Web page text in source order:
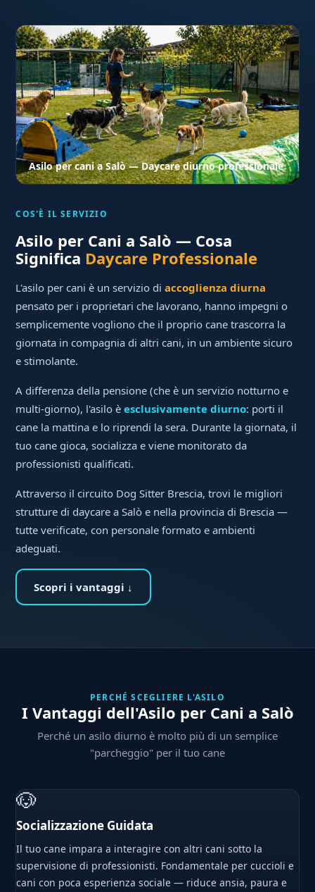
Asilo per cani a Salò — Daycare diurno professionale
COS'È IL SERVIZIO
Asilo per Cani a Salò — Cosa
Significa Daycare Professionale
L'asilo per cani è un servizio diaccoglienza diurna
pensato per i proprietari che lavorano, hanno impegni o
semplicemente vogliono che il proprio cane trascorra la
giornata in compagnia di altri cani, in un ambiente sicuro
e stimolante.
A differenza della pensione (che è un servizio notturno e
multi-giorno), l'asilo èesclusivamente diurno: porti il
cane la mattina e lo riprendi la sera. Durante la giornata, il
tuo cane gioca, socializza e viene monitorato da
professionisti qualificati.
Attraverso il circuito Dog Sitter Brescia, trovi le migliori
strutture di daycare a Salò e nella provincia di Brescia —
tutte verificate, con personale formato e ambienti
adeguati.
Scopri i vantaggi ↓
PERCHÉ SCEGLIERE L'ASILO
I Vantaggi dell'Asilo per Cani a Salò
Perché un asilo diurno è molto più di un semplice
"parcheggio" per il tuo cane
🐶
Socializzazione Guidata
Il tuo cane impara a interagire con altri cani sotto la
supervisione di professionisti. Fondamentale per cuccioli e
cani con poca esperienza sociale — riduce ansia, paura e